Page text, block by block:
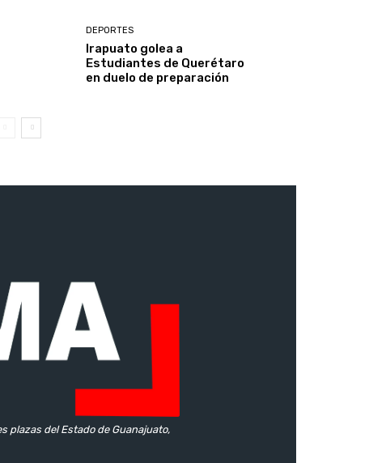
DEPORTES
Irapuato golea a
Estudiantes de Querétaro
en duelo de preparación
plazas del Estado de Guanajuato,